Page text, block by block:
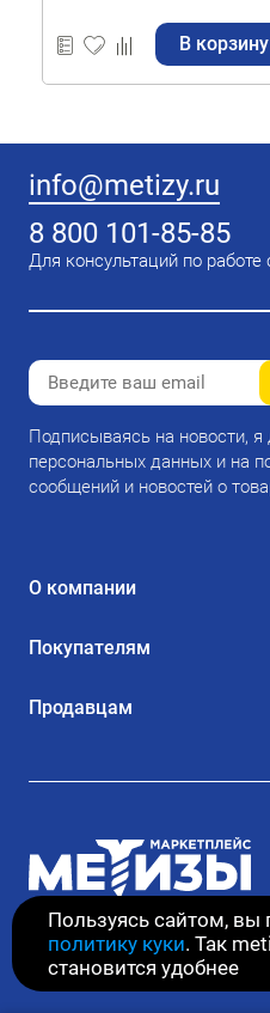
Пользуясь сайтом, вы
политику куки. Так
становится удобнее
В корзину
info@metizy.ru
8 800 101-85-85
Для консультаций по работе
Подписываясь на новости,
персональных данных и на
сообщений и новостей о
© 2020–2026. Все права
О компании
Покупателям
Продавцам